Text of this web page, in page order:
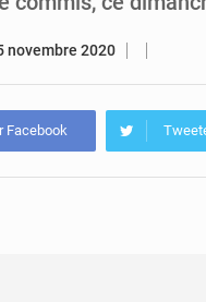
novembre 2020
Facebook